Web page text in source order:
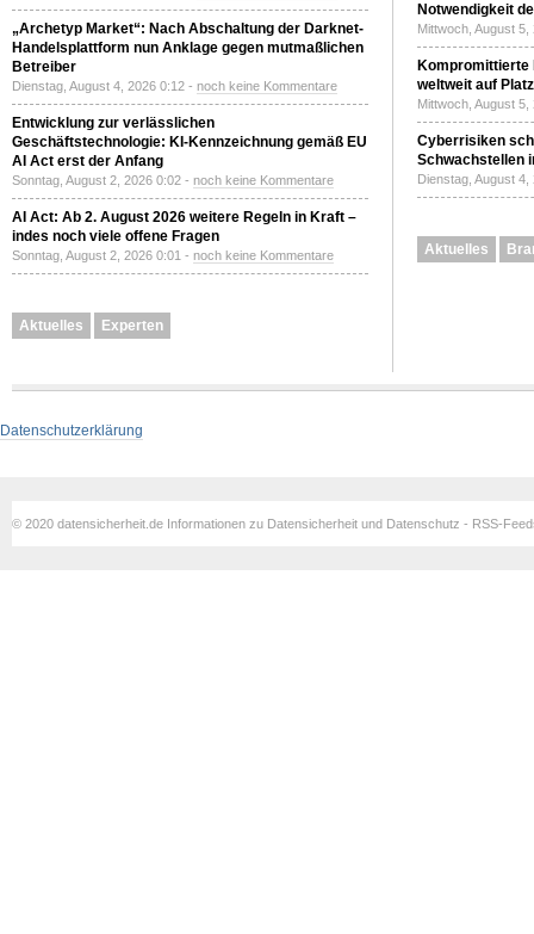
„Archetyp Market“: Nach Abschaltung der Darknet-
Handelsplattform nun Anklage gegen mutmaßlichen
Betreiber
Dienstag, August 4, 2026 0:12 - noch keine Kommentare
Entwicklung zur verlässlichen
Geschäftstechnologie: KI-Kennzeichnung gemäß EU
AI Act erst der Anfang
Sonntag, August 2, 2026 0:02 - noch keine Kommentare
AI Act: Ab 2. August 2026 weitere Regeln in Kraft –
indes noch viele offene Fragen
Sonntag, August 2, 2026 0:01 - noch keine Kommentare
Aktuelles Experten
Notwendigkeit
Mittwoch, August
Kompromittierte
weltweit auf
Mittwoch, August
Cyberrisiken
Schwachstellen
Dienstag, August
Aktuelles
Datenschutzerklärung
© 2020 datensicherheit.de Informationen zu Datensicherheit und Datenschutz - RSS-